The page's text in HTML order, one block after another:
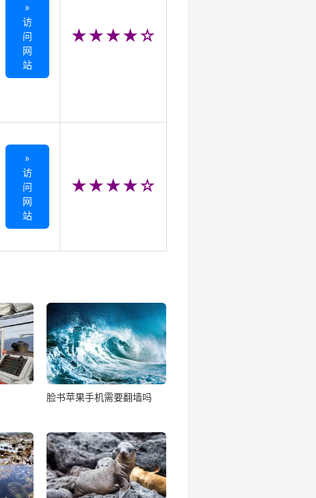
»
访
问
网
站
★★★★☆
»
访
问
网
站
★★★★☆
脸书苹果手机需要翻墙吗